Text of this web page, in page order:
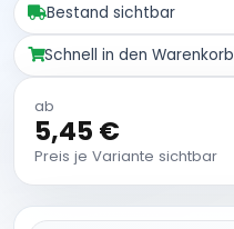
Bestand sichtbar
Schnell in den Warenkorb
ab
5,45 €
Preis je Variante sichtbar